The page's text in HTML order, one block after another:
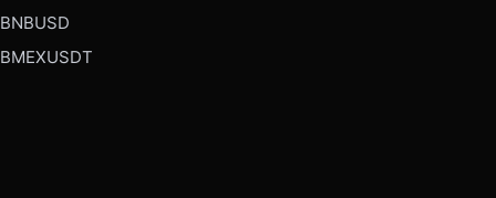
BNBUSD
BMEXUSDT